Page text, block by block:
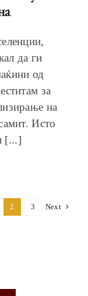
да ги
од
за
на
Исто
[...]
2 3 Next